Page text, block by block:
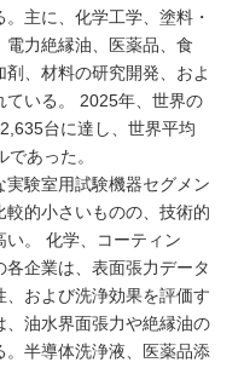
主に、化学工学、塗料・
力絶縁油、医薬品、食
、材料の研究開発、およ
ている。 2025年、世界の
台に達し、世界平均
あった。
験室用試験機器セグメン
較的小さいものの、技術的
。 化学、コーティン
企業は、表面張力データ
および洗浄効果を評価す
、油水界面張力や絶縁油の
半導体洗浄液、医薬品添